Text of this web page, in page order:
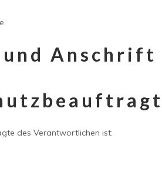
und Anschrift
des Verantwortlichen ist: